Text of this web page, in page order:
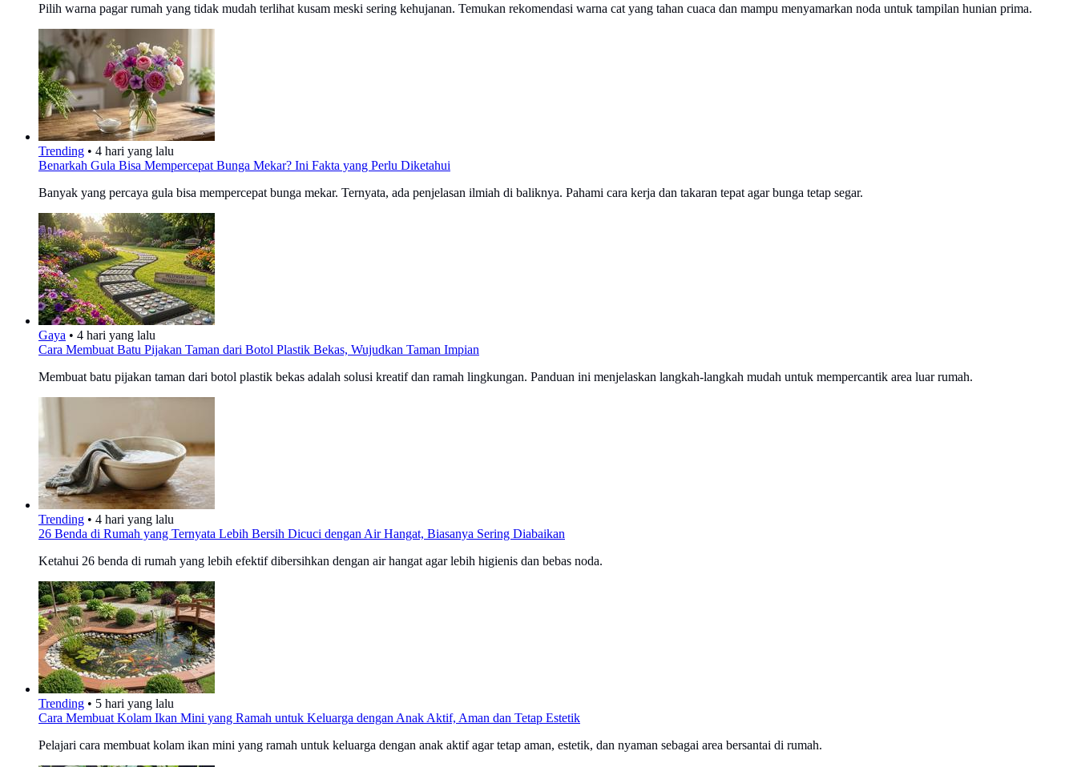
Pilih warna pagar rumah yang tidak mudah terlihat kusam meski sering kehujanan. Temukan rekomendasi warna cat yang tahan cuaca dan mampu menyamarkan noda untuk tampilan hunian prima.
Trending • 4 hari yang lalu
Benarkah Gula Bisa Mempercepat Bunga Mekar? Ini Fakta yang Perlu Diketahui
Banyak yang percaya gula bisa mempercepat bunga mekar. Ternyata, ada penjelasan ilmiah di baliknya. Pahami cara kerja dan takaran tepat agar bunga tetap segar.
Gaya • 4 hari yang lalu
Cara Membuat Batu Pijakan Taman dari Botol Plastik Bekas, Wujudkan Taman Impian
Membuat batu pijakan taman dari botol plastik bekas adalah solusi kreatif dan ramah lingkungan. Panduan ini menjelaskan langkah-langkah mudah untuk mempercantik area luar rumah.
Trending • 4 hari yang lalu
26 Benda di Rumah yang Ternyata Lebih Bersih Dicuci dengan Air Hangat, Biasanya Sering Diabaikan
Ketahui 26 benda di rumah yang lebih efektif dibersihkan dengan air hangat agar lebih higienis dan bebas noda.
Trending • 5 hari yang lalu
Cara Membuat Kolam Ikan Mini yang Ramah untuk Keluarga dengan Anak Aktif, Aman dan Tetap Estetik
Pelajari cara membuat kolam ikan mini yang ramah untuk keluarga dengan anak aktif agar tetap aman, estetik, dan nyaman sebagai area bersantai di rumah.